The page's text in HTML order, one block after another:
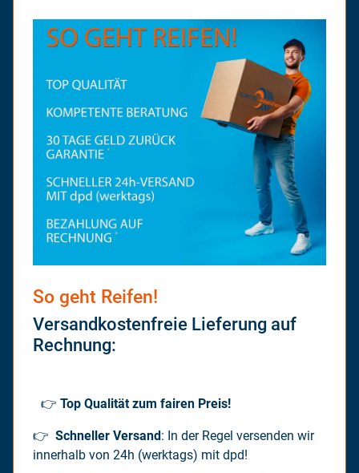
So geht Reifen!
Versandkostenfreie Lieferung auf
Rechnung:
👉 Top Qualität zum fairen Preis!
👉 Schneller Versand: In der Regel versenden wir
innerhalb von 24h (werktags) mit dpd!